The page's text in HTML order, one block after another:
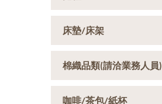
床墊/床架
棉織品類(請洽業務人員)
咖啡/茶包/紙杯